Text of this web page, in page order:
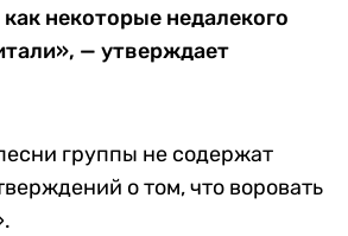
некоторые недалекого
— утверждает
группы не содержат
о том, что воровать